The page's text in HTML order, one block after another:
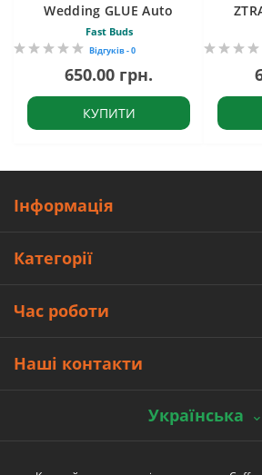
Wedding GLUE Auto
Fast Buds
Відгуків - 0
650.00 грн.
КУПИТИ
Інформація
Категорії
Час роботи
Наші контакти
Українська